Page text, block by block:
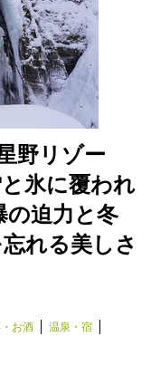
野リゾー
氷に覆われ
の迫力と冬
れる美しさ
お酒
温泉・宿